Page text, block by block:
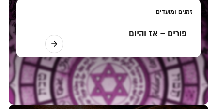
זמנים ומועדים
פורים – אז והיום